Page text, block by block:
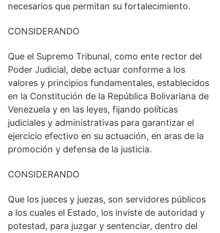
necesarios que permitan su fortalecimiento.
CONSIDERANDO
Que el Supremo Tribunal, como ente rector del
Poder Judicial, debe actuar conforme a los
valores y principios fundamentales, establecidos
en la Constitución de la República Bolivariana de
Venezuela y en las leyes, fijando políticas
judiciales y administrativas para garantizar el
ejercicio efectivo en su actuación, en aras de la
promoción y defensa de la justicia.
CONSIDERANDO
Que los jueces y juezas, son servidores públicos
a los cuales el Estado, los inviste de autoridad y
potestad, para juzgar y sentenciar, dentro del